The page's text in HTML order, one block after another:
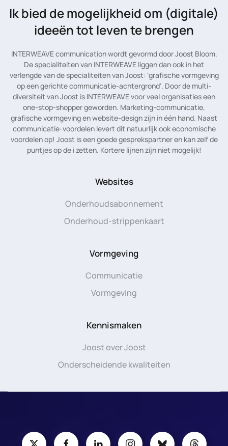
Ik bied de mogelijkheid om (digitale)
ideeën tot leven te brengen
INTERWEAVE communication wordt gevormd door Joost Bloom.
De specialiteiten van INTERWEAVE liggen dan ook in het
verlengde van de specialiteiten van Joost: 'grafische vormgeving
op een gerichte communicatie-achtergrond'. Door de multi-
diversiteit van Joost is INTERWEAVE voor veel organisaties een
one-stop-shopper geworden. Marketing-communicatie,
grafische vormgeving en website-design zijn in één hand. Naast
communicatie-voordelen levert dit natuurlijk ook economische
voordelen op! Joost is een goede gesprekspartner en kan zelf de
puntjes op de i zetten. Kortere lijnen zijn niet mogelijk!
Websites
Onderhoudsabonnement
Onderhoud-strippenkaart
Vormgeving
Communicatie
Vormgeving
Kennismaken
Joost over Joost
Onderscheidende kwaliteiten